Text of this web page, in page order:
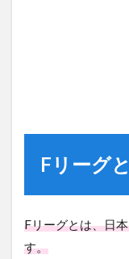
Fリーグ
Fリーグとは、日
す。